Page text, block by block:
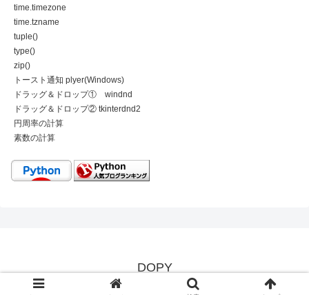
time.timezone
time.tzname
tuple()
type()
zip()
トースト通知 plyer(Windows)
ドラッグ＆ドロップ① windnd
ドラッグ＆ドロップ② tkinterdnd2
円周率の計算
素数の計算
DOPY
Copyright © 2022 Taca / AMSER inc. All Rights Reserved.